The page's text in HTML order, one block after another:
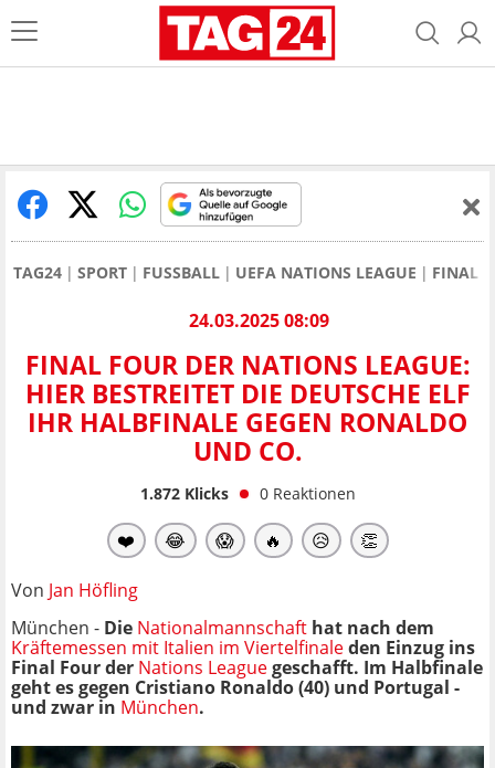
TAG24 SPORT FUSSBALL UEFA NATIONS LEAGUE FINAL
24.03.2025 08:09
FINAL FOUR DER NATIONS LEAGUE:
HIER BESTREITET DIE DEUTSCHE ELF
IHR HALBFINALE GEGEN RONALDO
UND CO.
1.872Klicks 0 Reaktionen
❤️ 😂 😱 🔥 😥 👏
Von Jan Höfling
München - Die Nationalmannschaft hat nach dem
Kräftemessen mit Italien im Viertelfinaleden Einzug ins
Final Four der Nations Leaguegeschafft. Im Halbfinale
geht es gegen Cristiano Ronaldo (40) und Portugal -
und zwar in München.